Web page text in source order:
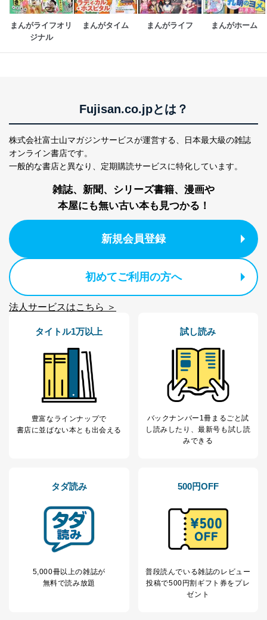
まんがライフオリ
ジナル
まんがタイム まんがライフ まんがホーム
Fujisan.co.jpとは？
株式会社富士山マガジンサービスが運営する、
日本最大級の雑誌
オンライン書店です。
一般的な書店と異なり、 定期購読サービスに特化しています。
雑誌、新聞、シリーズ書籍、漫画や
本屋にも無い古い本も見つかる！
新規会員登録
初めてご利用の方へ
法人サービスはこちら ＞
タイトル1万以上
豊富なラインナップで
書店に並ばない本とも出会える
試し読み
バックナンバー1冊まるごと試
し読み したり、最新号も試し読
みできる
タダ読み
5,000冊以上の雑誌が
無料で読み放題
500円OFF
普段読んでいる雑誌のレビュー
投稿で500円割ギフト券をプレ
ゼント